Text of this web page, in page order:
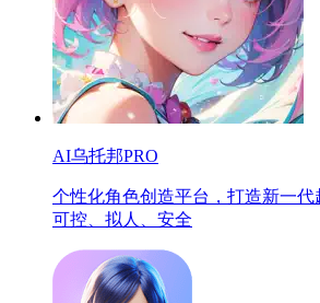
AI乌托邦PRO
个性化角色创造平台，打造新一
可控、拟人、安全